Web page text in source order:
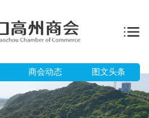
商会动态 图文头条